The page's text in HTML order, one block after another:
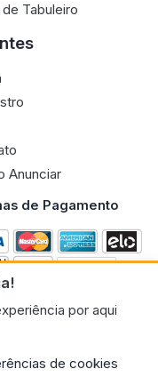
por aqui
de cookies
Tabuleiro
Anunciar
de Pagamento